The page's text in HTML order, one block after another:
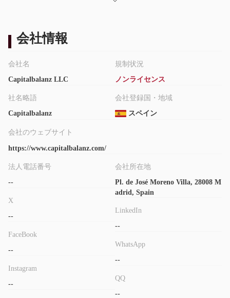
レバレッジと手数料
Capitalbalanzは独自の取引プラットフォームを提供しています。
入金と出金
現在、公式ウェブサイトには資金に関する情報がありません。
会社情報
会社名
Capitalbalanz LLC
社名略語
Capitalbalanz
規制状況
ノンライセンス
会社登録国・地域
スペイン
会社のウェブサイト
https://www.capitalbalanz.com/
法人電話番号
--
X
--
FaceBook
--
Instagram
--
会社所在地
Pl. de José Moreno Villa, 28008 M
adrid, Spain
LinkedIn
--
WhatsApp
--
QQ
--